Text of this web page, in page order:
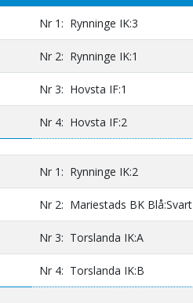
Nr 1: Rynninge IK:3
Nr 2: Rynninge IK:1
Nr 3: Hovsta IF:1
Nr 4: Hovsta IF:2
Nr 1: Rynninge IK:2
Nr 2: Mariestads BK Blå:Svart
Nr 3: Torslanda IK:A
Nr 4: Torslanda IK:B